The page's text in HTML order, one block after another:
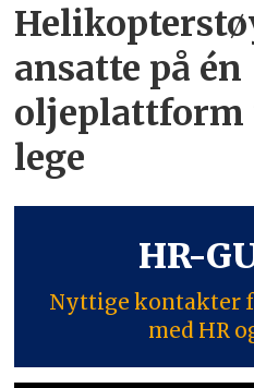
ansatte på én
oljeplattform
lege
HR-
Nyttige kontakter
med HR